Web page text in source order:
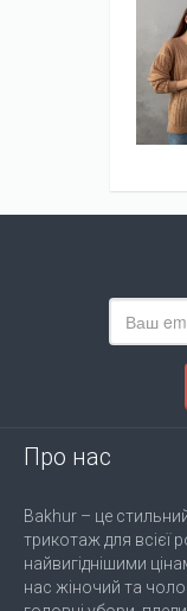
Про нас
Bakhur – це
трикотаж для всієї
найвигіднішими
нас жіночий та